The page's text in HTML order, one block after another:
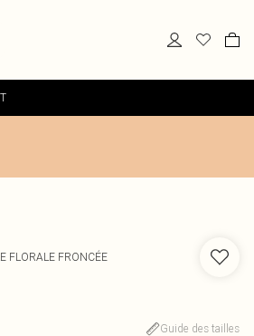
FLORALE FRONCÉE
Guide des tailles